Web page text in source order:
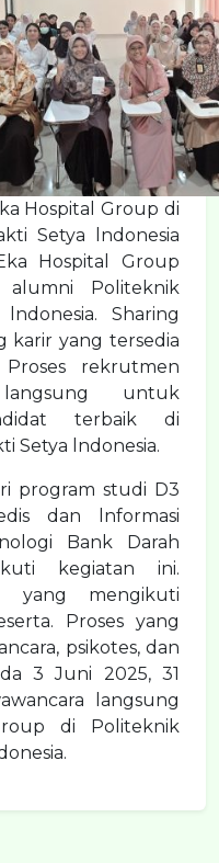
Hospital Group di
Setya lndonesia
Hospital Group
alumni Politeknik
Sharing
karir yang tersedia
rekrutmen
untuk
terbaik di
Setya lndonesia.
program studi D3
dan lnformasi
Bank Darah
kegiatan ini.
yang mengikuti
Proses yang
psikotes, dan
3 Juni 2025, 31
langsung
di Politeknik